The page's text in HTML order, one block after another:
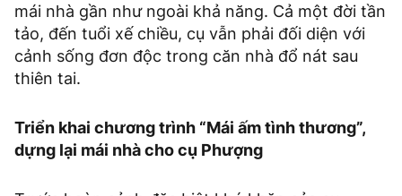
mái nhà gần như ngoài khả năng. Cả một đời tần
tảo, đến tuổi xế chiều, cụ vẫn phải đối diện với
cảnh sống đơn độc trong căn nhà đổ nát sau
thiên tai.
Triển khai chương trình “Mái ấm tình thương”,
dựng lại mái nhà cho cụ Phượng